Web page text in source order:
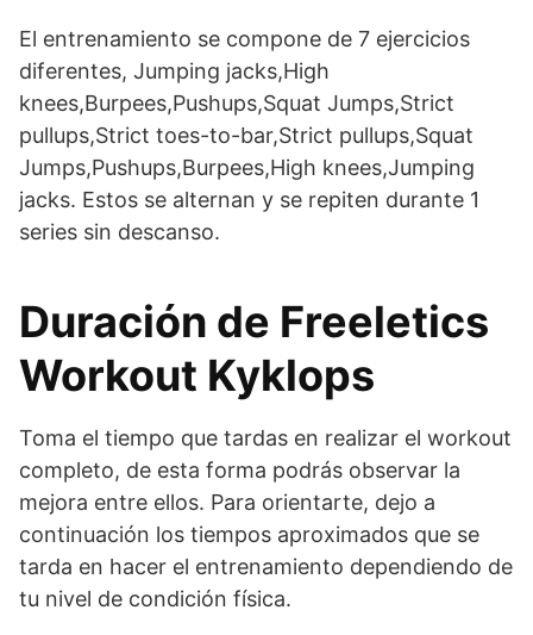
El entrenamiento se compone de 7 ejercicios
diferentes, Jumping jacks,High
knees,Burpees,Pushups,Squat Jumps,Strict
pullups,Strict toes-to-bar,Strict pullups,Squat
Jumps,Pushups,Burpees,High knees,Jumping
jacks. Estos se alternan y se repiten durante 1
series sin descanso.
Duración de Freeletics
Workout Kyklops
Toma el tiempo que tardas en realizar el workout
completo, de esta forma podrás observar la
mejora entre ellos. Para orientarte, dejo a
continuación los tiempos aproximados que se
tarda en hacer el entrenamiento dependiendo de
tu nivel de condición física.